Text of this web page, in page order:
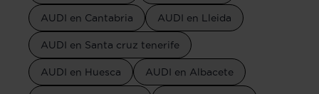
AUDI en Cantabria AUDI en Lleida
AUDI en Santa cruz tenerife
AUDI en Huesca AUDI en Albacete